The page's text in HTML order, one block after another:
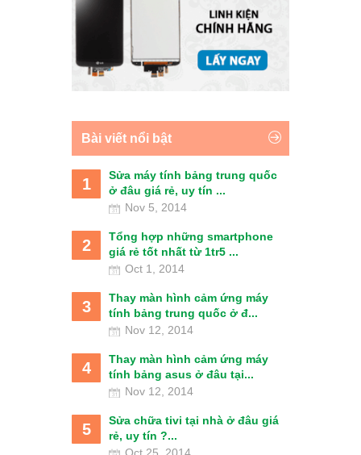
Bài viết nổi bật
1
Sửa máy tính bảng trung quốc
ở đâu giá rẻ, uy tín ...
Nov 5, 2014
2
Tổng hợp những smartphone
giá rẻ tốt nhất từ 1tr5 ...
Oct 1, 2014
3
Thay màn hình cảm ứng máy
tính bảng trung quốc ở đ...
Nov 12, 2014
4
Thay màn hình cảm ứng máy
tính bảng asus ở đâu tại...
Nov 12, 2014
5
Sửa chữa tivi tại nhà ở đâu giá
rẻ, uy tín ?...